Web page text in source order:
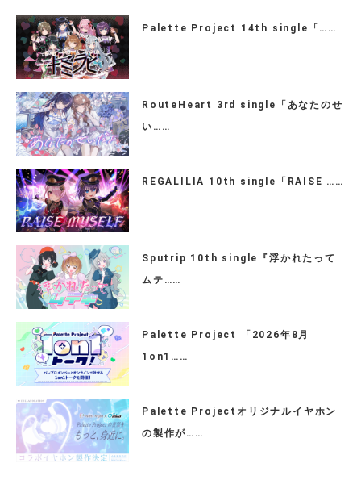
Palette Project 14th single「……
RouteHeart 3rd single「あなたのせ
い……
REGALILIA 10th single「RAISE ……
Sputrip 10th single『浮かれたって
ムテ……
Palette Project 「2026年8月
1on1……
Palette Projectオリジナルイヤホン
の製作が……